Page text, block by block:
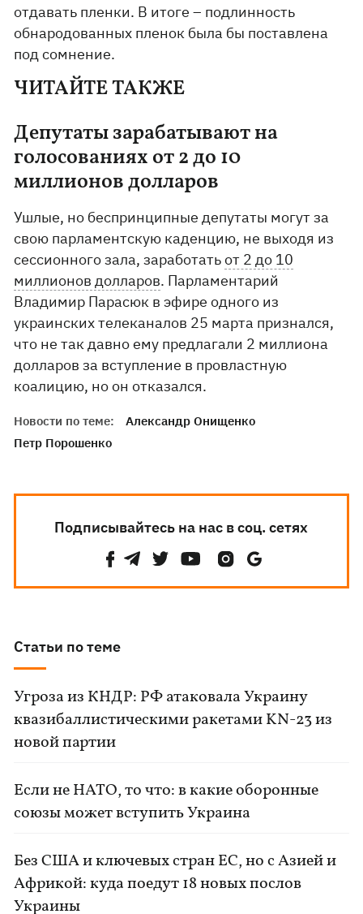
отдавать пленки. В итоге – подлинность
обнародованных пленок была бы поставлена
под сомнение.
ЧИТАЙТЕ ТАКЖЕ
Депутаты зарабатывают на
голосованиях от 2 до 10
миллионов долларов
Ушлые, но беспринципные депутаты могут за
свою парламентскую каденцию, не выходя из
сессионного зала, заработатьот 2 до 10
миллионов долларов. Парламентарий
Владимир Парасюк в эфире одного из
украинских телеканалов 25 марта признался,
что не так давно ему предлагали 2 миллиона
долларов за вступление в провластную
коалицию, но он отказался.
Новости по теме:
Александр Онищенко
Петр Порошенко
Подписывайтесь на нас в соц. сетях
Статьи по теме
Угроза из КНДР: РФ атаковала Украину
квазибаллистическими ракетами KN-23 из
новой партии
Если не НАТО, то что: в какие оборонные
союзы может вступить Украина
Без США и ключевых стран ЕС, но с Азией и
Африкой: куда поедут 18 новых послов
Украины